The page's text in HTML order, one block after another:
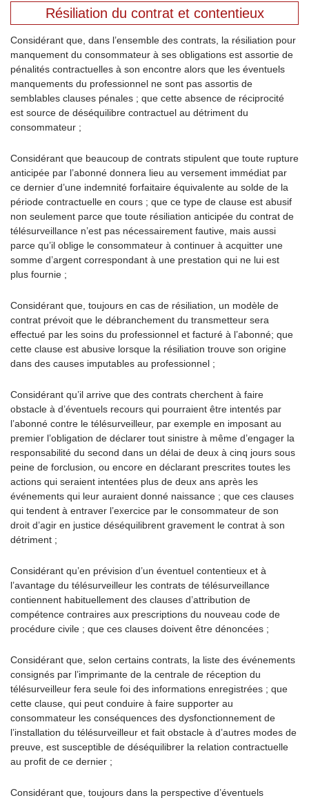
Résiliation du contrat et contentieux
Considérant que, dans l’ensemble des contrats, la résiliation pour
manquement du consommateur à ses obligations est assortie de
pénalités contractuelles à son encontre alors que les éventuels
manquements du professionnel ne sont pas assortis de
semblables clauses pénales ; que cette absence de réciprocité
est source de déséquilibre contractuel au détriment du
consommateur ;
Considérant que beaucoup de contrats stipulent que toute rupture
anticipée par l’abonné donnera lieu au versement immédiat par
ce dernier d’une indemnité forfaitaire équivalente au solde de la
période contractuelle en cours ; que ce type de clause est abusif
non seulement parce que toute résiliation anticipée du contrat de
télésurveillance n’est pas nécessairement fautive, mais aussi
parce qu’il oblige le consommateur à continuer à acquitter une
somme d’argent correspondant à une prestation qui ne lui est
plus fournie ;
Considérant que, toujours en cas de résiliation, un modèle de
contrat prévoit que le débranchement du transmetteur sera
effectué par les soins du professionnel et facturé à l’abonné; que
cette clause est abusive lorsque la résiliation trouve son origine
dans des causes imputables au professionnel ;
Considérant qu’il arrive que des contrats cherchent à faire
obstacle à d’éventuels recours qui pourraient être intentés par
l’abonné contre le télésurveilleur, par exemple en imposant au
premier l’obligation de déclarer tout sinistre à même d’engager la
responsabilité du second dans un délai de deux à cinq jours sous
peine de forclusion, ou encore en déclarant prescrites toutes les
actions qui seraient intentées plus de deux ans après les
événements qui leur auraient donné naissance ; que ces clauses
qui tendent à entraver l’exercice par le consommateur de son
droit d’agir en justice déséquilibrent gravement le contrat à son
détriment ;
Considérant qu’en prévision d’un éventuel contentieux et à
l’avantage du télésurveilleur les contrats de télésurveillance
contiennent habituellement des clauses d’attribution de
compétence contraires aux prescriptions du nouveau code de
procédure civile ; que ces clauses doivent être dénoncées ;
Considérant que, selon certains contrats, la liste des événements
consignés par l’imprimante de la centrale de réception du
télésurveilleur fera seule foi des informations enregistrées ; que
cette clause, qui peut conduire à faire supporter au
consommateur les conséquences des dysfonctionnement de
l’installation du télésurveilleur et fait obstacle à d’autres modes de
preuve, est susceptible de déséquilibrer la relation contractuelle
au profit de ce dernier ;
Considérant que, toujours dans la perspective d’éventuels